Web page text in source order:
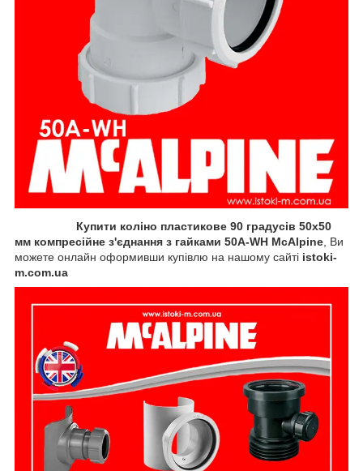
Купити коліно пластикове 90 градусів 50х50
мм компресійне з'єднання з гайками 50A-WH McAlpine, Ви
можете онлайн оформивши купівлю на нашому сайті istoki-
m.com.ua